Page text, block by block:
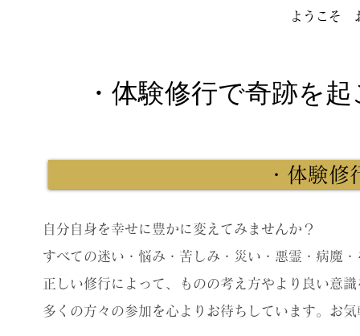
ようこそ
・体験修行で奇跡を
・体験
自分自身を幸せに豊かに変えてみませんか？
すべての迷い・悩み・苦しみ・災い・悪霊・病魔
正しい修行によって、ものの考え方やより良い意
多くの方々の参加を心よりお待ちしています。お